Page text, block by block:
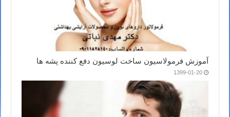
آموزش فرمولاسیون ساخت لوسیون دفع کننده پشه ها
1399-01-20